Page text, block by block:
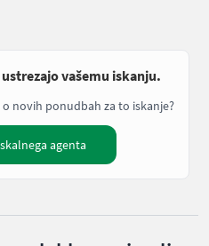
vašemu iskanju.
novih ponudbah za to iskanje?
agenta